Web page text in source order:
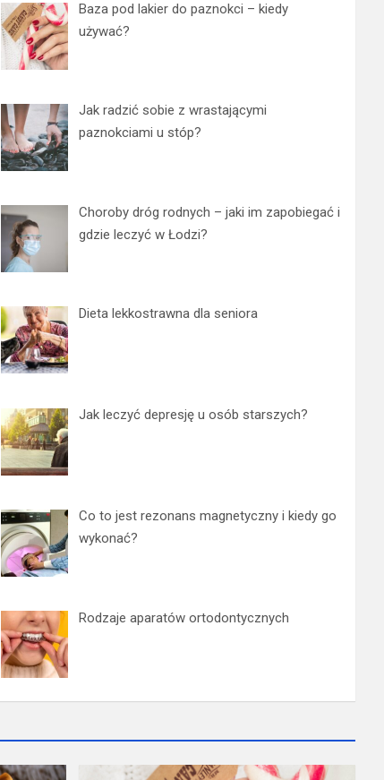
Baza pod lakier do paznokci – kiedy
używać?
Jak radzić sobie z wrastającymi
paznokciami u stóp?
Choroby dróg rodnych – jaki im zapobiegać i
gdzie leczyć w Łodzi?
Dieta lekkostrawna dla seniora
Jak leczyć depresję u osób starszych?
Co to jest rezonans magnetyczny i kiedy go
wykonać?
Rodzaje aparatów ortodontycznych